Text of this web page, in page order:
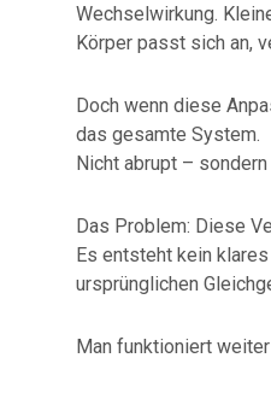
Wechselwirkung.
Körper passt sich an,
Doch wenn diese
das gesamte System.
Nicht abrupt –
Das Problem: Diese
Es entsteht kein
ursprünglichen
Man funktioniert